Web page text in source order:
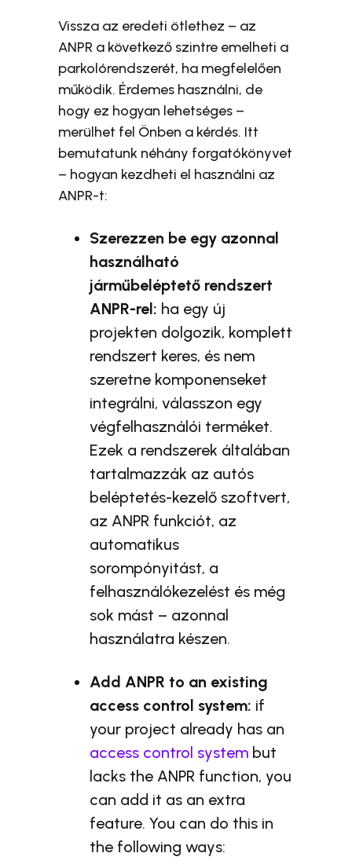
Vissza az eredeti ötlethez – az
ANPR a következő szintre emelheti a
parkolórendszerét, ha megfelelően
működik. Érdemes használni, de
hogy ez hogyan lehetséges –
merülhet fel Önben a kérdés. Itt
bemutatunk néhány forgatókönyvet
– hogyan kezdheti el használni az
ANPR-t:
Szerezzen be egy azonnal
használható
járműbeléptető rendszert
ANPR-rel: ha egy új
projekten dolgozik, komplett
rendszert keres, és nem
szeretne komponenseket
integrálni, válasszon egy
végfelhasználói terméket.
Ezek a rendszerek általában
tartalmazzák az autós
beléptetés-kezelő szoftvert,
az ANPR funkciót, az
automatikus
sorompónyitást, a
felhasználókezelést és még
sok mást – azonnal
használatra készen.
Add ANPR to an existing
access control system: if
your project already has an
access control system but
lacks the ANPR function, you
can add it as an extra
feature. You can do this in
the following ways: